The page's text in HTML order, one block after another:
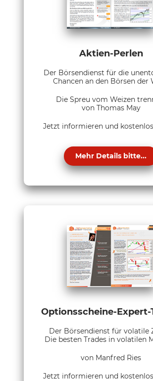
Aktien-Perlen
Der Börsendienst für die
Chancen an den Börsen der
Die Spreu vom Weizen
von Thomas May
Jetzt informieren und
Mehr Details bitte...
Optionsscheine-Expert-
Der Börsendienst für volatile
Die besten Trades in volatilen
von Manfred Ries
Jetzt informieren und